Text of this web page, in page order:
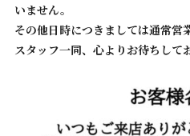
いません。
その他日時につきましては通常営
スタッフ一同、心よりお待ちして